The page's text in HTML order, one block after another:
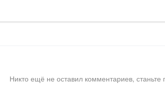
Никто ещё не оставил комментариев, станьте